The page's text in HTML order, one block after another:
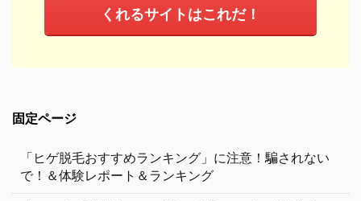
くれるサイトはこれだ！
固定ページ
「ヒゲ脱毛おすすめランキング」に注意！騙されない
で！＆体験レポート＆ランキング